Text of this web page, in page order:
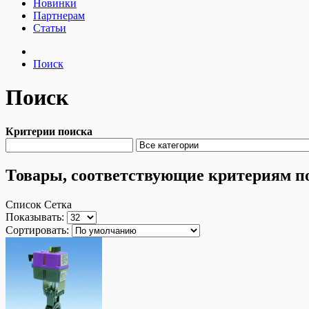
Новинки
Партнерам
Статьи
Поиск
Поиск
Критерии поиска
Товары, соответствующие критериям
Список Сетка
Показывать:
Сортировать: